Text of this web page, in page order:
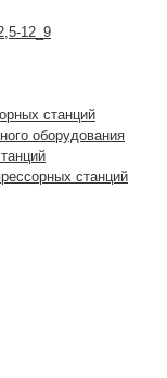
12_9
станций
оборудования
станций